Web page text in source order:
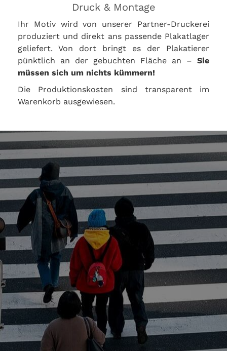
Druck & Montage
Ihr Motiv wird von unserer Partner-Druckerei
produziert und direkt ans passende Plakatlager
geliefert. Von dort bringt es der Plakatierer
pünktlich an der gebuchten Fläche an – Sie
müssen sich um nichts kümmern!
Die Produktionskosten sind transparent im
Warenkorb ausgewiesen.